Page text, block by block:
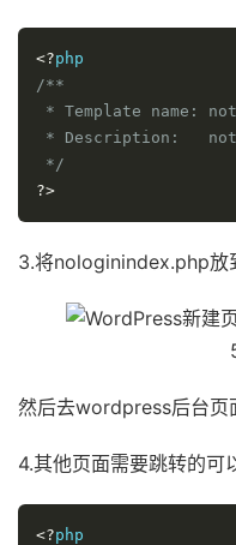
<?
/**
*/
?>
3.将nologinindex.php放
然后去wordpress后台页
4.其他页面需要跳转的可
<?php